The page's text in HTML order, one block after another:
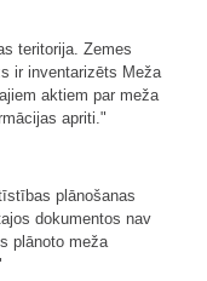
teritorija. Zemes
ir inventarizēts Meža
aktiem par meža
apriti."
plānošanas
dokumentos nav
plānoto meža